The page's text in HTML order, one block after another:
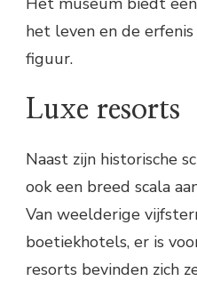
het leven en de
figuur.
Luxe resorts
Naast zijn historische
ook een breed scala
Van weelderige
boetiekhotels, er is
resorts bevinden zich